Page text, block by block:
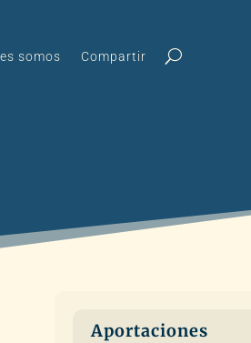
somos Compartir
Aportaciones